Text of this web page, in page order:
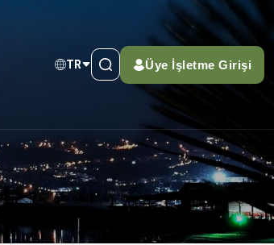
TR Üye İşletme Girişi